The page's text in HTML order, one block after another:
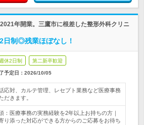
年開業。三鷹市に根差した整形外科クリニ
日制◎残業ほぼなし！
休2日制 第二新卒歓迎
予定日： 2026/10/05
応対、カルテ管理、レセプト業務など医療事務
だきます。
医療事務の実務経験を2年以上お持ちの方｜
り添った対応ができる方からのご応募をお待ち